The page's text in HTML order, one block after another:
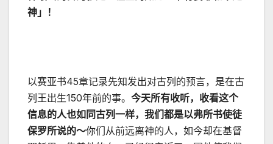
神」！
以赛亚书45章记录先知发出对古列的预言，是在古
列王出生150年前的事。 今天所有收听，收看这个
信息的人也如同古列一样，我们都是以弗所书使徒
保罗所说的～你们从前远离神的人，如今却在基督